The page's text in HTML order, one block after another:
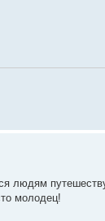
людям
молодец!